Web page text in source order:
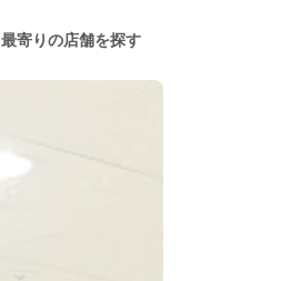
最寄りの店舗を探す